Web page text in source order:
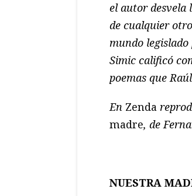
el autor desvela
de cualquier
mundo
Simic calificó
poemas que
En Zenda
madre, de
NUESTRA